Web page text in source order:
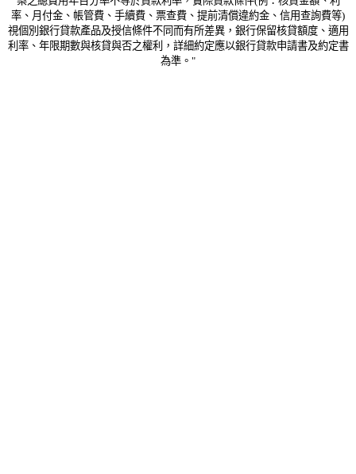
率、月付金、帳管費、手續費、票查費、提前清償違約金、信用查詢費等)
視個別銀行貸款產品及授信條件不同而有所差異，銀行保留核貸額度、適用
利率、年限期數與核貸與否之權利，詳細約定應以銀行貸款申請書及約定書
為準。"